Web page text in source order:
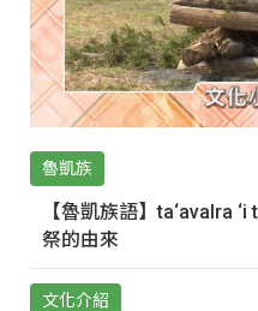
魯凱族
【魯凱族語】ta‘avalra
祭的由來
文化介紹